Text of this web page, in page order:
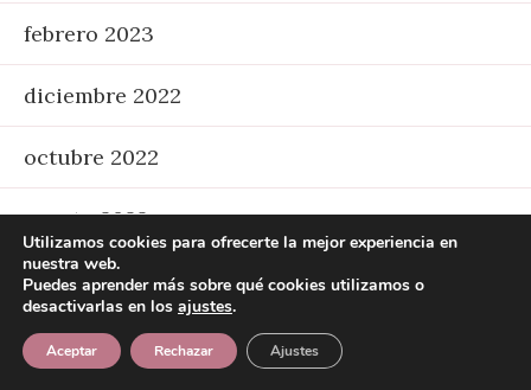
febrero 2023
diciembre 2022
octubre 2022
agosto 2022
julio 2022
mayo 2021
Utilizamos cookies para ofrecerte la mejor experiencia en
nuestra web.
Puedes aprender más sobre qué cookies utilizamos o
desactivarlas en los ajustes.
Aceptar Rechazar Ajustes